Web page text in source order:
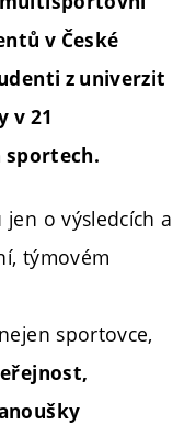
v České
z univerzit
v 21
jen o výsledcích a
týmovém
sportovce,